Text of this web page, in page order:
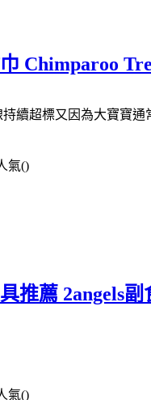
Chimparoo
持續超標又因為大寶寶通
氣()
推薦 2angels
氣()